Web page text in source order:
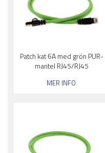
Patch kat 6A med grön PUR-
mantel RJ45/RJ45
MER INFO